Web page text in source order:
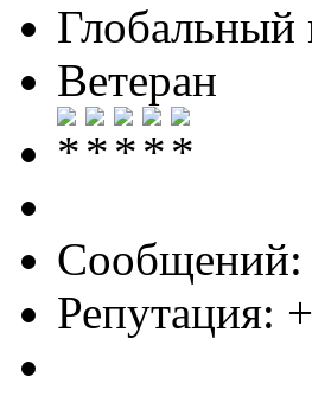
Глобальный
Ветеран
Сообщений:
Репутация: